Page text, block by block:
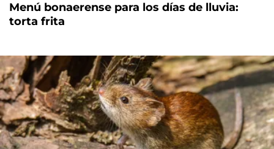
Menú bonaerense para los días de lluvia:
torta frita